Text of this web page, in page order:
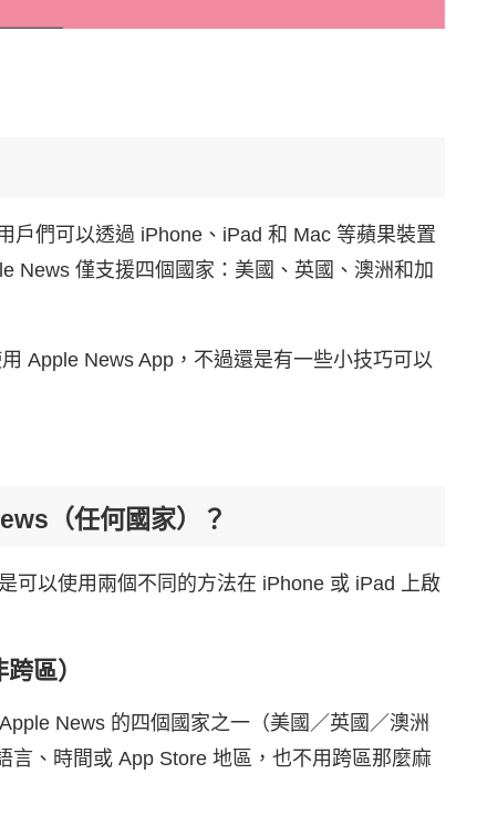
戶們可以透過 iPhone、iPad 和 Mac 等蘋果裝置
News 僅支援四個國家：美國、英國、澳洲和加
Apple News App，不過還是有一些小技巧可以
（任何國家）？
可以使用兩個不同的方法在 iPhone 或 iPad 上啟
區）
News 的四個國家之一（美國／英國／澳洲
言、時間或 App Store 地區，也不用跨區那麼麻